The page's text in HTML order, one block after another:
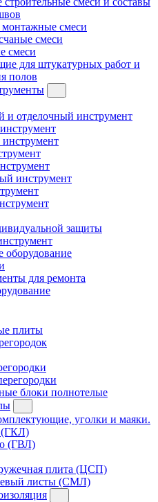
смеси
смеси
смеси
для штукатурных работ и
полов
и отделочный инструмент
инструмент
защиты
оборудование
для ремонта
плиты
блоки полнотелые
уголки и маяки.
(ГКЛ)
(ГВЛ)
плита (ЦСП)
листы (СМЛ)